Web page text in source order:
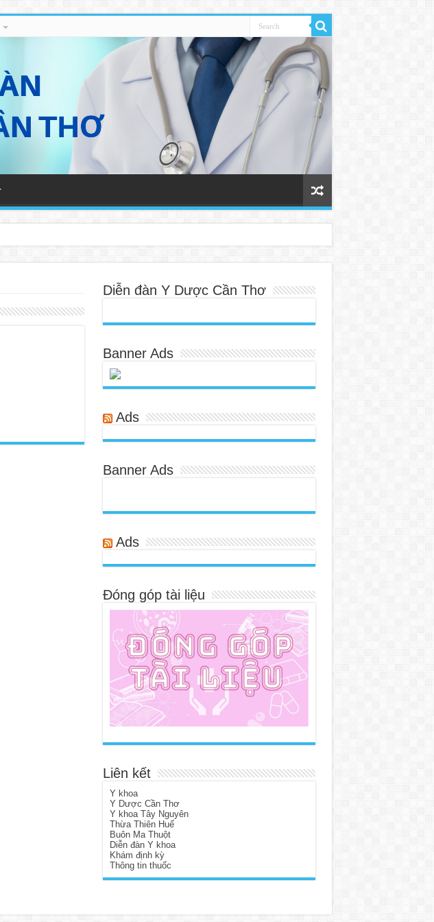
Diễn đàn Y Dược Cần Thơ
Banner Ads
Ads
Banner Ads
Ads
Đóng góp tài liệu
Liên kết
Y khoa
Y Dược Cần Thơ
Y khoa Tây Nguyên
Thừa Thiên Huế
Buôn Ma Thuột
Diễn đàn Y khoa
Khám định kỳ
Thông tin thuốc